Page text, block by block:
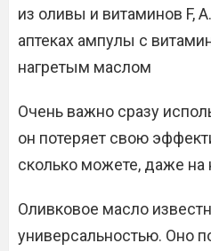
из оливы и витаминов F,
аптеках ампулы с
нагретым маслом
Очень важно сразу
он потеряет свою
сколько можете, даже на
Оливковое масло
универсальностью. Оно